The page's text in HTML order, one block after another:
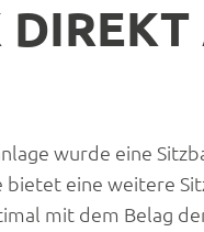
wurde eine
bietet eine weitere
mit dem Belag